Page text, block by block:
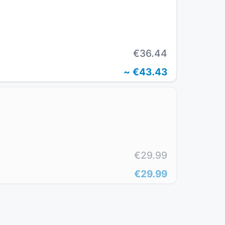
€36.44
~€43.43
€29.99
€29.99